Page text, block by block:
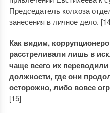
Председатель колхоза
занесения в личное дело.
Как видим,
расстреливали лишь в
чаще всего их
должности, где они
осторожно, либо вовсе
[15]